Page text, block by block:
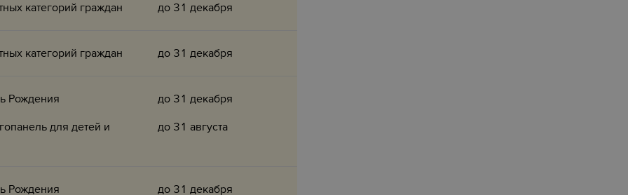
категорий граждан до 31 декабря
категорий граждан до 31 декабря
Рождения
до 31 декабря
для детей и
до 31 августа
Рождения до 31 декабря